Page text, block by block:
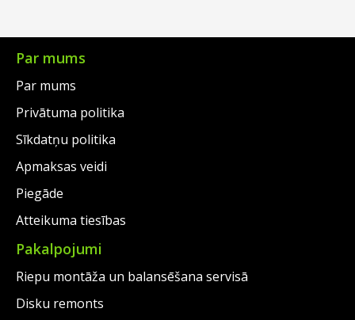
Par mums
Par mums
Privātuma politika
Sīkdatņu politika
Apmaksas veidi
Piegāde
Atteikuma tiesības
Pakalpojumi
Riepu montāža un balansēšana servisā
Disku remonts